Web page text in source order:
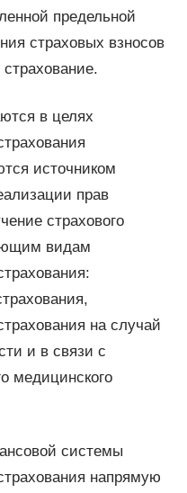
предельной
страховых взносов
в целях
источником
прав
страхового
видам
на случай
и в связи с
медицинского
системы
напрямую